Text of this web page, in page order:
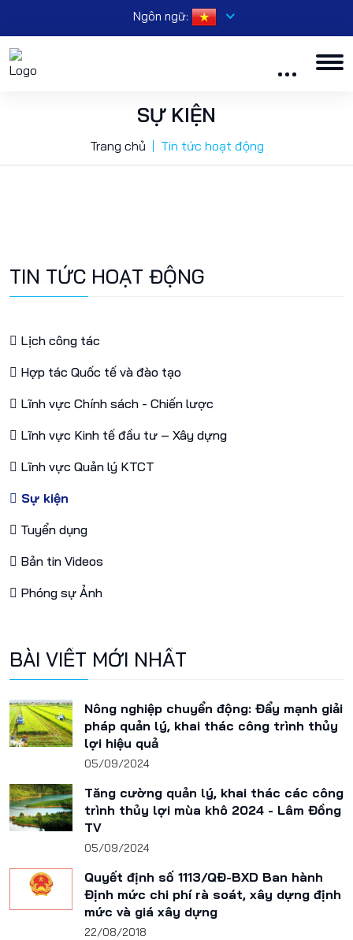
Ngôn ngữ:
SỰ KIỆN
Trang chủ Tin tức hoạt động
TIN TỨC HOẠT ĐỘNG
Lịch công tác
Hợp tác Quốc tế và đào tạo
Lĩnh vực Chính sách - Chiến lược
Lĩnh vực Kinh tế đầu tư – Xây dựng
Lĩnh vực Quản lý KTCT
Sự kiện
Tuyển dụng
Bản tin Videos
Phóng sự Ảnh
BÀI VIẾT MỚI NHẤT
Nông nghiệp chuyển động: Đẩy mạnh giải
pháp quản lý, khai thác công trình thủy
lợi hiệu quả
05/09/2024
Tăng cường quản lý, khai thác các công
trình thủy lợi mùa khô 2024 - Lâm Đồng
TV
05/09/2024
Quyết định số 1113/QĐ-BXD Ban hành
Định mức chi phí rà soát, xây dựng định
mức và giá xây dựng
22/08/2018